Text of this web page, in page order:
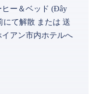
ー＆ベッド (Đây
にて解散 または 送
アン市内ホテルへ